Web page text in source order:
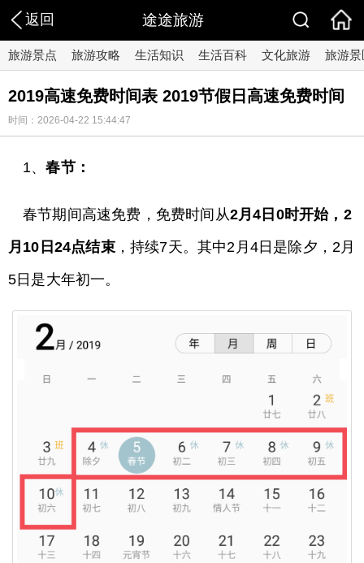
返回 途途旅游
旅游景点 旅游攻略 生活知识 生活百科 文化旅游 旅游景
2019高速免费时间表 2019节假日高速免费时间
时间：2026-04-22 15:44:47
1、春节：
春节期间高速免费，免费时间从2月4日0时开始，2
月10日24点结束，持续7天。其中2月4日是除夕，2月
5日是大年初一。